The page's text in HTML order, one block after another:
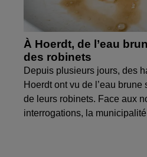
À Hoerdt, de l’eau
des robinets
Depuis plusieurs jours, des
Hoerdt ont vu de l’eau brune
de leurs robinets. Face aux
interrogations, la